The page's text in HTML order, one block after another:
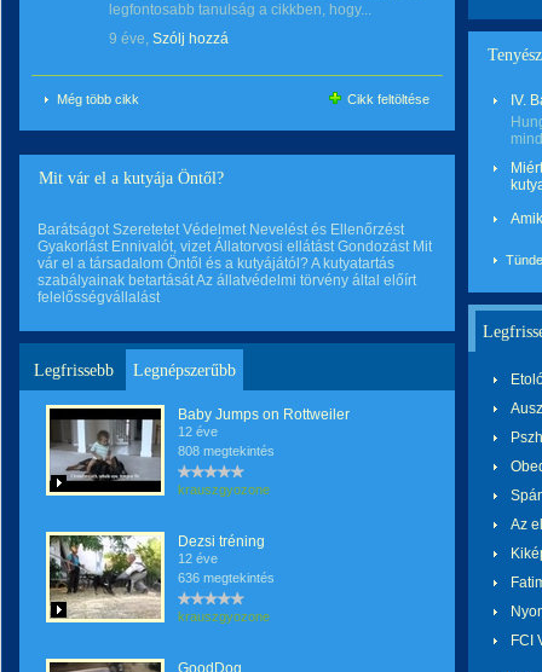
legfontosabb tanulság a cikkben, hogy...
9 éve, Szólj hozzá
Még több cikk Cikk feltöltése
Mit vár el a kutyája Öntől?
Barátságot Szeretetet Védelmet Nevelést és Ellenőrzést
Gyakorlást Ennivalót, vizet Állatorvosi ellátást Gondozást Mit
vár el a társadalom Öntől és a kutyájától? A kutyatartás
szabályainak betartását Az állatvédelmi törvény által előírt
felelősségvállalást
Legfrissebb Legnépszerűbb
Baby Jumps on Rottweiler
12 éve
808 megtekintés
krauszgyozone
Dezsi tréning
12 éve
636 megtekintés
krauszgyozone
GoodDog
IV.
Az
FCI